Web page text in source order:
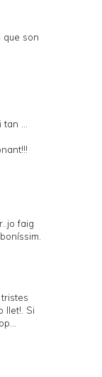
que son
...
faig
llet!. Si